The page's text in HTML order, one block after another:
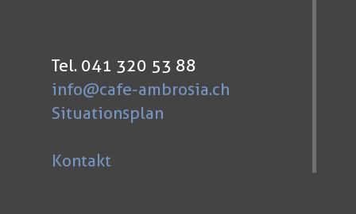
Tel. 041 320 53 88
info@cafe-ambrosia.ch
Situationsplan
Kontakt